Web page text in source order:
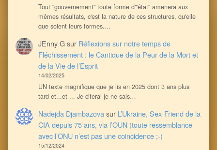
Tout ''gouvernement'' toute forme d'''état'' amenera aux
mêmes résultats, c'est la nature de ces structures, qu'elle
que soient leurs formes.…
JEnny Gsur Réflexions sur notre temps de
Fléchissement : le Cantique de la Peur de la Mort et
de la Vie de l’Esprit
14/02/2025
UN texte magnifique que je lis en 2025 dont 3 ans plus
tard et...et ... Je citerai je ne sais…
Nadejda Djambazova sur L’Ukraine, Sex-Friend de la
CIA depuis 75 ans, via l’OUN (toute ressemblance
avec l’ONU n’est pas une coincidence ;-)
15/12/2024